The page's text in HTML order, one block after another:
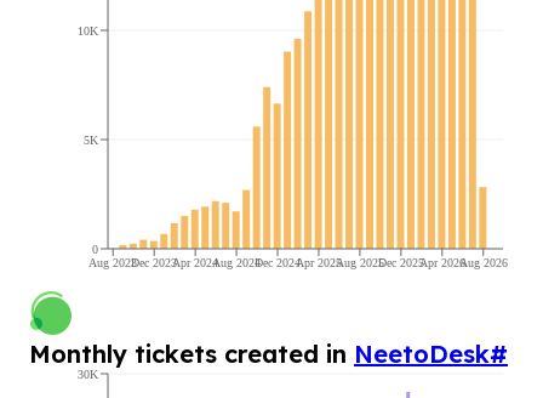
Aug 2023Dec 2023Apr 2024Aug 2024Dec 2024Apr 2025Aug 2025Dec 2025Apr 2026Aug 2026
0
5K
10K
Monthly tickets created in NeetoDesk#
30K